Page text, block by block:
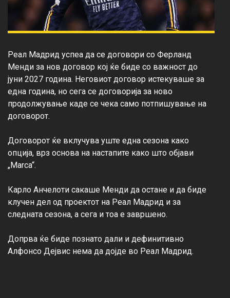
Реал Мадрид успеа да се договори со Ферланд
Менди за нов договор кој ќе биде со важност до
јуни 2027 година. Неговиот договор истекуваше за
една година, но сега се договорија за ново
продолжување каде се чека само потпишување на
договорот.
Договорот ќе вклучува уште една сезона како
опција, врз основа на настапите како што објави
„Marca“.
Карло Анчелоти сакаше Менди да остане и да биде
клучен дел од проектот на Реал Мадрид и за
следната сезона, а сега и тоа е завршено.
Допрва ќе биде познато дали и дефинитивно
Алфонсо Дејвис нема да дојде во Реал Мадрид.